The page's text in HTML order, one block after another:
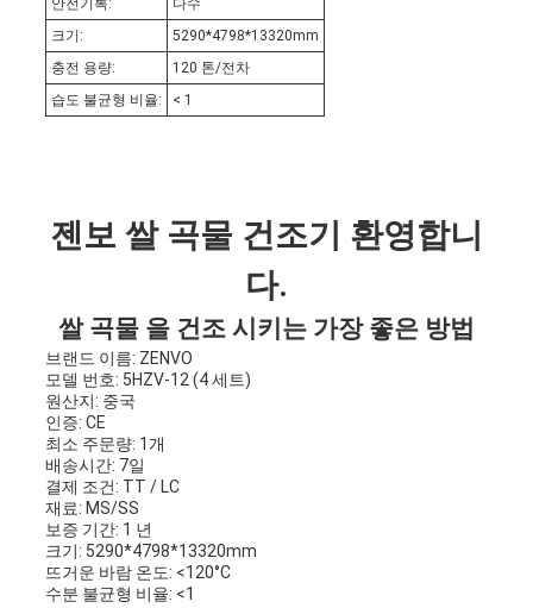
안전기록:
다수
크기:
5290*4798*13320mm
충전 용량:
120 톤/전차
습도 불균형 비율:
< 1
젠보 쌀 곡물 건조기 환영합니
다.
쌀 곡물 을 건조 시키는 가장 좋은 방법
브랜드 이름: ZENVO
모델 번호: 5HZV-12 (4 세트)
원산지: 중국
인증: CE
최소 주문량: 1개
배송시간: 7일
결제 조건: TT / LC
재료: MS/SS
보증 기간: 1 년
크기: 5290*4798*13320mm
뜨거운 바람 온도: <120°C
수분 불균형 비율: <1